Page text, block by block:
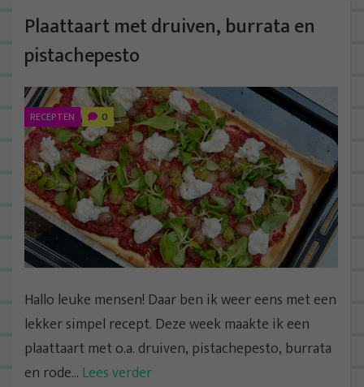
Plaattaart met druiven, burrata en
pistachepesto
RECEPTEN 0
Hallo leuke mensen! Daar ben ik weer eens met een
lekker simpel recept. Deze week maakte ik een
plaattaart met o.a. druiven, pistachepesto, burrata
en rode... Lees verder